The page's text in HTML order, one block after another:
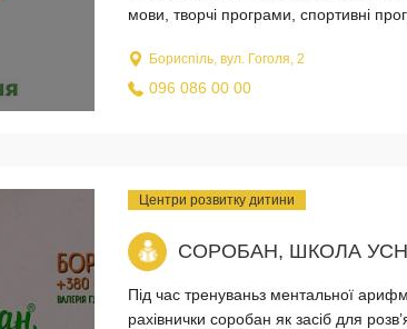
мови, творчі програми, спортивні
Бориспіль, вул. Гоголя, 2
096 086 00 00
Центри розвитку дитини
СОРОБАН, ШКОЛА
Під час тренуваньз ментальної
рахівнички соробан як засіб для